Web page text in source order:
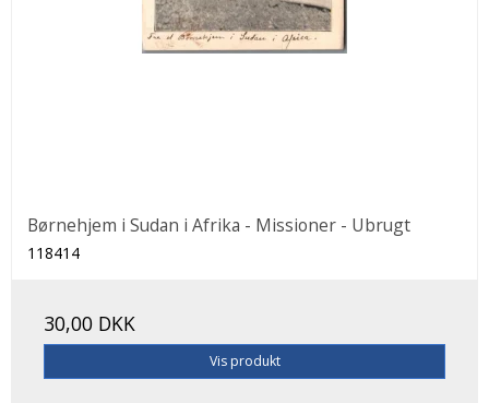
Børnehjem i Sudan i Afrika - Missioner - Ubrugt
118414
30,00 DKK
Vis produkt